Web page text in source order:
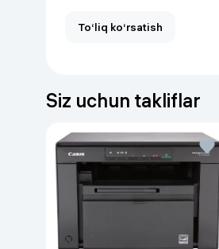
To‘liq ko‘rsatish
Siz uchun takliflar